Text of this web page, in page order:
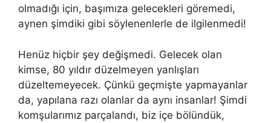
olmadığı için, başımıza gelecekleri göremedi,
aynen şimdiki gibi söylenenlerle de ilgilenmedi!
Henüz hiçbir şey değişmedi. Gelecek olan
kimse, 80 yıldır düzelmeyen yanlışları
düzeltemeyecek. Çünkü geçmişte yapmayanlar
da, yapılana razı olanlar da aynı insanlar! Şimdi
komşularımız parçalandı, biz içe bölündük,